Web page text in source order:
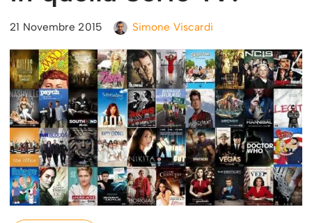
21 Novembre 2015 Simone Viscardi